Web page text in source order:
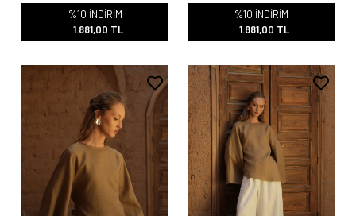
%10 İNDİRİM
1.881,00 TL
%10 İNDİRİM
1.881,00 TL